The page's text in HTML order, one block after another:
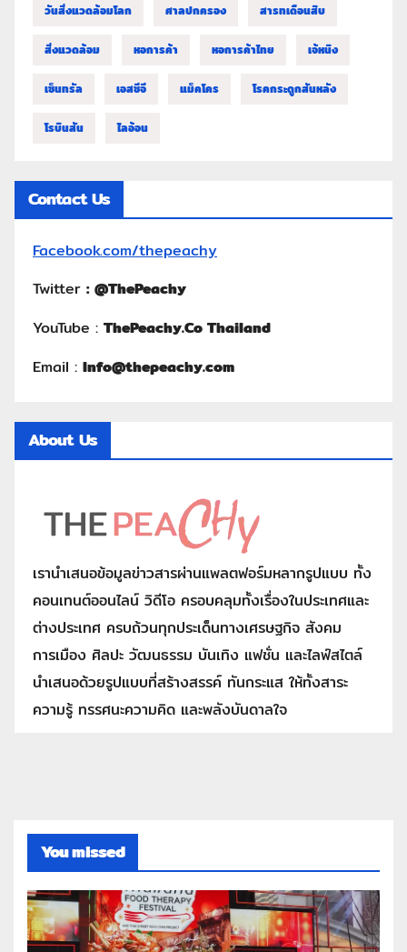
วันสิ่งแวดล้อมโลก ศาลปกครอง สารทเดือนสิบ
สิ่งแวดล้อม หอการค้า หอการค้าไทย เจ้หนิง
เซ็นทรัล เอสซีจี แม็คโคร โรคกระดูกสันหลัง
โรบินสัน ไลอ้อน
Contact Us
Facebook.com/thepeachy
Twitter : @ThePeachy
YouTube : ThePeachy.Co Thailand
Email : Info@thepeachy.com
About Us
เรานำเสนอข้อมูลข่าวสารผ่านแพลตฟอร์มหลากรูปแบบ ทั้ง
คอนเทนต์ออนไลน์ วิดีโอ ครอบคลุมทั้งเรื่องในประเทศและ
ต่างประเทศ ครบถ้วนทุกประเด็นทางเศรษฐกิจ สังคม
การเมือง ศิลปะ วัฒนธรรม บันเทิง แฟชั่น และไลฟ์สไตล์
นำเสนอด้วยรูปแบบที่สร้างสรรค์ ทันกระแส ให้ทั้งสาระ
ความรู้ ทรรศนะความคิด และพลังบันดาลใจ
You missed